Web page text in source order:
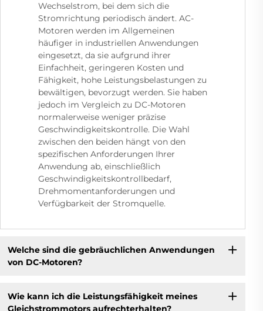
Wechselstrom, bei dem sich die
Stromrichtung periodisch ändert. AC-
Motoren werden im Allgemeinen
häufiger in industriellen Anwendungen
eingesetzt, da sie aufgrund ihrer
Einfachheit, geringeren Kosten und
Fähigkeit, hohe Leistungsbelastungen zu
bewältigen, bevorzugt werden. Sie haben
jedoch im Vergleich zu DC-Motoren
normalerweise weniger präzise
Geschwindigkeitskontrolle. Die Wahl
zwischen den beiden hängt von den
spezifischen Anforderungen Ihrer
Anwendung ab, einschließlich
Geschwindigkeitskontrollbedarf,
Drehmomentanforderungen und
Verfügbarkeit der Stromquelle.
Welche sind die gebräuchlichen Anwendungen
von DC-Motoren?
Wie kann ich die Leistungsfähigkeit meines
Gleichstrommotors aufrechterhalten?